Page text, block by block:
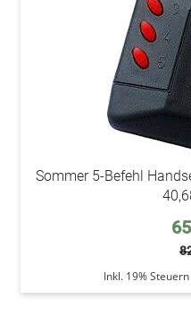
Sommer 5-Befehl
Inkl. 19% Steuern